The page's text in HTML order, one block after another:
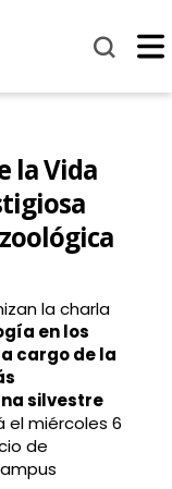
la Vida
la charla
en los
cargo de la
silvestre
el miércoles 6
de